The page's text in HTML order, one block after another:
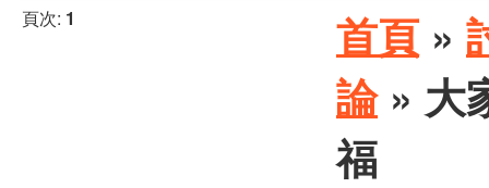
頁次: 1 首頁 »
論» 大
福